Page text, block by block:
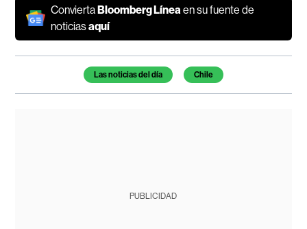
ConviertaBloomberg Línea en su fuente de
noticiasaquí
Temas de este artículo
Las noticias del día Chile
PUBLICIDAD